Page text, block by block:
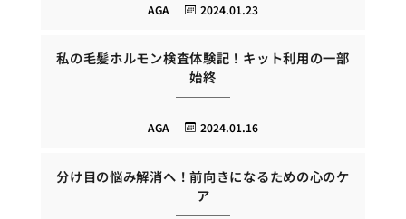
2024.01.23
AGA
私の毛髪ホルモン検査体験記！キット利用の一部
始終
2024.01.16
AGA
分け目の悩み解消へ！前向きになるための心のケ
ア